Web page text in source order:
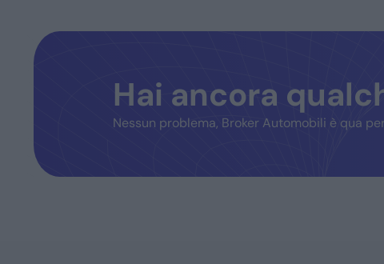
Hai ancora
Nessun problema, Broker Automobili è qua